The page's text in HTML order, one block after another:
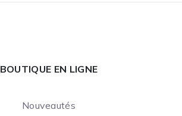
BOUTIQUE EN LIGNE
Nouveautés